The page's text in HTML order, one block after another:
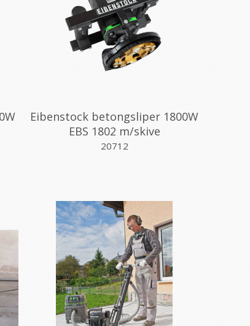
Eibenstock betongsliper 1800W
EBS 1802 m/skive
20712